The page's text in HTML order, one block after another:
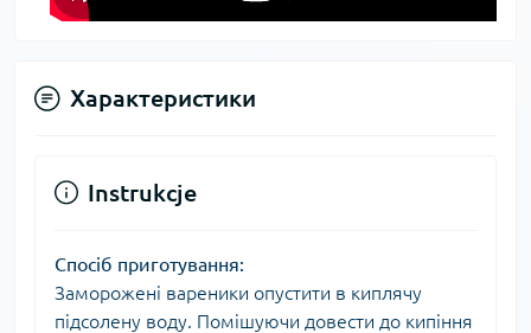
Характеристики
Instrukcje
Спосіб приготування:
Заморожені вареники опустити в киплячу
підсолену воду. Помішуючи довести до кипіння